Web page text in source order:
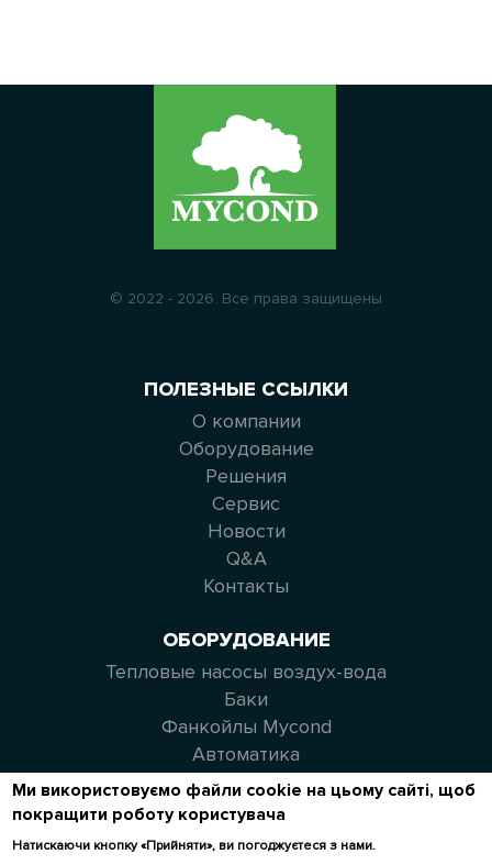
© 2022 - 2026. Все права защищены
ПОЛЕЗНЫЕ ССЫЛКИ
О компании
Оборудование
Решения
Сервис
Новости
Q&A
Контакты
ОБОРУДОВАНИЕ
Тепловые насосы воздух-вода
Баки
Фанкойлы Mycond
Автоматика
СВЯЗАТЬСЯ С НАМИ
+38 044 344 71 35
Ми використовуємо файли cookie на цьому сайті, щоб
покращити роботу користувача
Натискаючи кнопку «Прийняти», ви погоджуєтеся з нами.